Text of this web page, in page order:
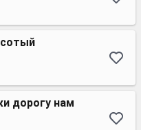
дорогу нам